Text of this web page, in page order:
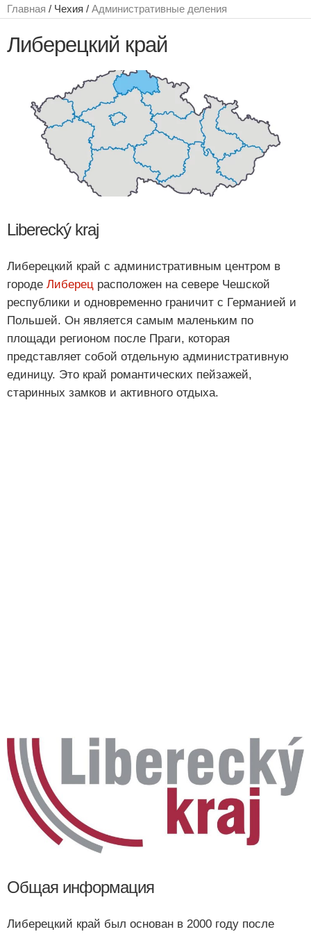
Главная / Чехия / Административные деления
Либерецкий край
Liberecký kraj
Либерецкий край с административным центром в
городе Либерец расположен на севере Чешской
республики и одновременно граничит с Германией и
Польшей. Он является самым маленьким по
площади регионом после Праги, которая
представляет собой отдельную административную
единицу. Это край романтических пейзажей,
старинных замков и активного отдыха.
Общая информация
Либерецкий край был основан в 2000 году после